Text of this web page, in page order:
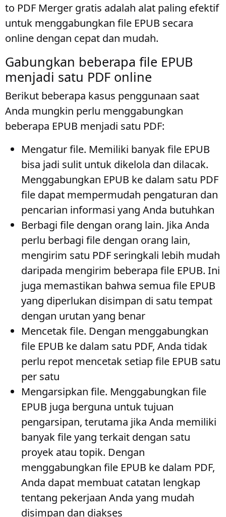
to PDF Merger gratis adalah alat paling efektif
untuk menggabungkan file EPUB secara
online dengan cepat dan mudah.
Gabungkan beberapa file EPUB
menjadi satu PDF online
Berikut beberapa kasus penggunaan saat
Anda mungkin perlu menggabungkan
beberapa EPUB menjadi satu PDF:
Mengatur file. Memiliki banyak file EPUB
bisa jadi sulit untuk dikelola dan dilacak.
Menggabungkan EPUB ke dalam satu PDF
file dapat mempermudah pengaturan dan
pencarian informasi yang Anda butuhkan
Berbagi file dengan orang lain. Jika Anda
perlu berbagi file dengan orang lain,
mengirim satu PDF seringkali lebih mudah
daripada mengirim beberapa file EPUB. Ini
juga memastikan bahwa semua file EPUB
yang diperlukan disimpan di satu tempat
dengan urutan yang benar
Mencetak file. Dengan menggabungkan
file EPUB ke dalam satu PDF, Anda tidak
perlu repot mencetak setiap file EPUB satu
per satu
Mengarsipkan file. Menggabungkan file
EPUB juga berguna untuk tujuan
pengarsipan, terutama jika Anda memiliki
banyak file yang terkait dengan satu
proyek atau topik. Dengan
menggabungkan file EPUB ke dalam PDF,
Anda dapat membuat catatan lengkap
tentang pekerjaan Anda yang mudah
disimpan dan diakses